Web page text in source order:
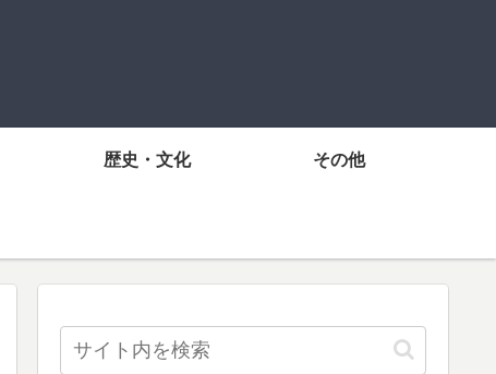
歴史・文化 その他